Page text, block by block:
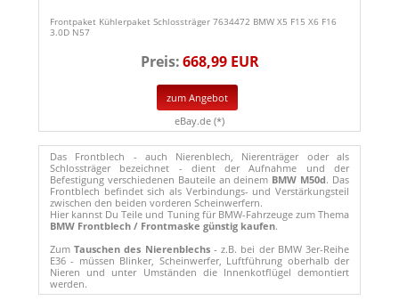
Frontpaket Kühlerpaket Schlossträger 7634472 BMW X5 F15 X6 F16
3.0D N57
Preis:668,99 EUR
zum Angebot
eBay.de (*)
Das Frontblech - auch Nierenblech, Nierenträger oder als
Schlossträger bezeichnet - dient der Aufnahme und der
Befestigung verschiedenen Bauteile an deinem BMW M50d. Das
Frontblech befindet sich als Verbindungs- und Verstärkungsteil
zwischen den beiden vorderen Scheinwerfern.
Hier kannst Du Teile und Tuning für BMW-Fahrzeuge zum Thema
BMW Frontblech / Frontmaske günstig kaufen.
ZumTauschen des Nierenblechs- z.B. bei der BMW 3er-Reihe
E36 - müssen Blinker, Scheinwerfer, Luftführung oberhalb der
Nieren und unter Umständen die Innenkotflügel demontiert
werden.